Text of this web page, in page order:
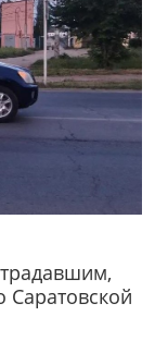
Саратовской